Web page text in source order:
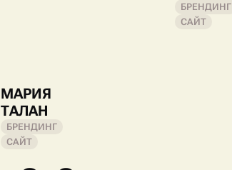
МАРИЯ
ТАЛАН
БРЕНДИНГ
САЙТ
БРЕНДИНГ
САЙТ